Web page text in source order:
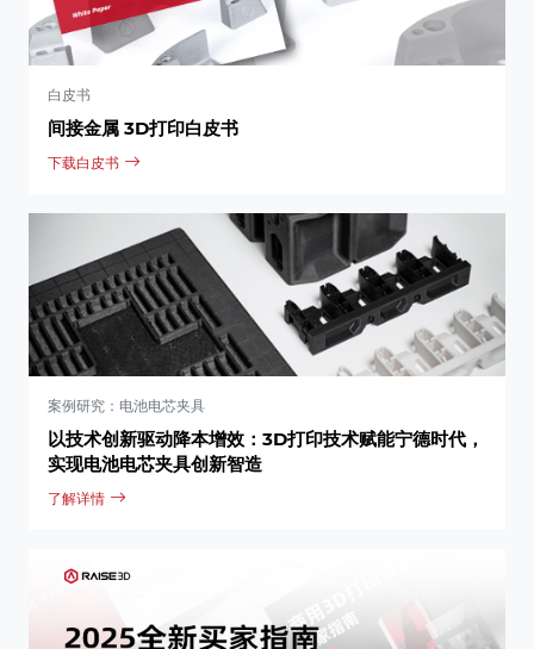
白皮书
间接金属 3D打印白皮书
下载白皮书
案例研究：电池电芯夹具
以技术创新驱动降本增效：3D打印技术赋能宁德时代，
实现电池电芯夹具创新智造
了解详情